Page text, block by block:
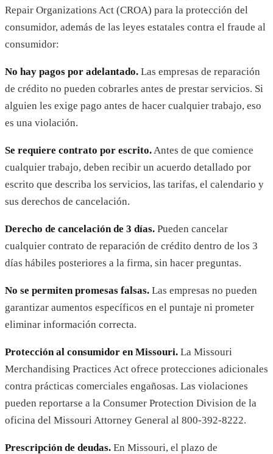
Repair Organizations Act (CROA) para la protección del
consumidor, además de las leyes estatales contra el fraude al
consumidor:
No hay pagos por adelantado. Las empresas de reparación
de crédito no pueden cobrarles antes de prestar servicios. Si
alguien les exige pago antes de hacer cualquier trabajo, eso
es una violación.
Se requiere contrato por escrito.Antes de que comience
cualquier trabajo, deben recibir un acuerdo detallado por
escrito que describa los servicios, las tarifas, el calendario y
sus derechos de cancelación.
Derecho de cancelación de 3 días. Pueden cancelar
cualquier contrato de reparación de crédito dentro de los 3
días hábiles posteriores a la firma, sin hacer preguntas.
No se permiten promesas falsas. Las empresas no pueden
garantizar aumentos específicos en el puntaje ni prometer
eliminar información correcta.
Protección al consumidor en Missouri. La Missouri
Merchandising Practices Act ofrece protecciones adicionales
contra prácticas comerciales engañosas. Las violaciones
pueden reportarse a la Consumer Protection Division de la
oficina del Missouri Attorney General al 800-392-8222.
Prescripción de deudas. En Missouri, el plazo de